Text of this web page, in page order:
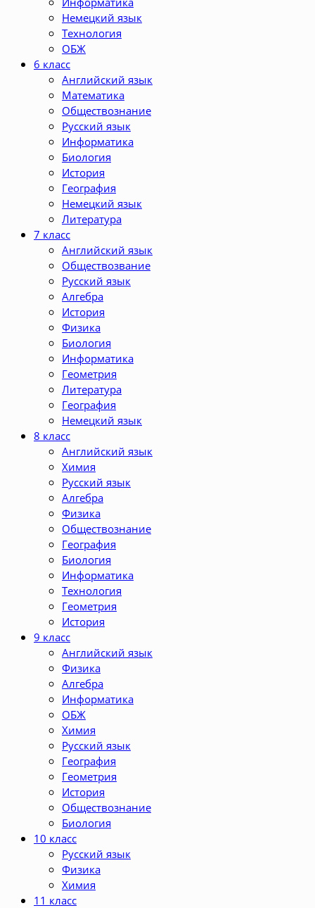
Немецкий язык
Технология
ОБЖ
6 класс
Английский язык
Математика
Обществознание
Русский язык
Информатика
Биология
История
География
Немецкий язык
Литература
7 класс
Английский язык
Обществозвание
Русский язык
Алгебра
История
Физика
Биология
Информатика
Геометрия
Литература
География
Немецкий язык
8 класс
Английский язык
Химия
Русский язык
Алгебра
Физика
Обществознание
География
Биология
Информатика
Технология
Геометрия
История
9 класс
Английский язык
Физика
Алгебра
Информатика
ОБЖ
Химия
Русский язык
География
Геометрия
История
Обществознание
Биология
10 класс
Русский язык
Физика
Химия
11 класс